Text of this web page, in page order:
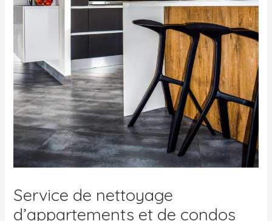
Service de nettoyage
d’appartements et de condos